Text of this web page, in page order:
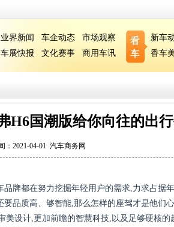
业界新闻 车企动态
市场观察
车展快报
文化赛事 商用车讯
新车
香车
H6国潮版给你向往的出
：2021-04-01 汽车商务网
牌都在努力挖掘年轻用户的需求,力求占据
品质高、够智能,那么怎样的座驾才是他们
美设计,更加前瞻的智慧科技,以及足够硬核的